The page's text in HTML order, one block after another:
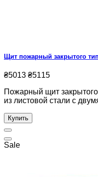
Щит пожарный закрытого
₴5013 ₴5115
Пожарный щит
из листовой стали с
Купить
Sale